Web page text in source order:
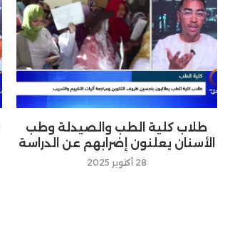
طلاب كلية الطب والصيدلة وطب
الأسنان يعلنون إضرابهم عن الدراسة
28 أكتوبر 2025